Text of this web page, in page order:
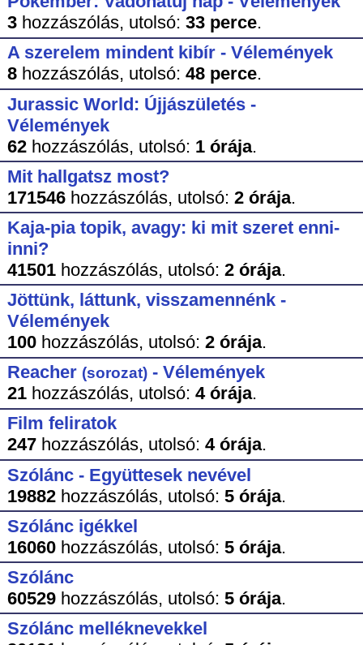
3hozzászólás, utolsó: 33 perce.
A szerelem mindent kibír - Vélemények
8hozzászólás, utolsó: 48 perce.
Jurassic World: Újjászületés -
Vélemények
62hozzászólás, utolsó: 1 órája.
Mit hallgatsz most?
171546hozzászólás, utolsó: 2 órája.
Kaja-pia topik, avagy: ki mit szeret enni-
inni?
41501hozzászólás, utolsó: 2 órája.
Jöttünk, láttunk, visszamennénk -
Vélemények
100hozzászólás, utolsó: 2 órája.
Reacher (sorozat)- Vélemények
21hozzászólás, utolsó: 4 órája.
Film feliratok
247hozzászólás, utolsó: 4 órája.
Szólánc - Együttesek nevével
19882hozzászólás, utolsó: 5 órája.
Szólánc igékkel
16060hozzászólás, utolsó: 5 órája.
Szólánc
60529hozzászólás, utolsó: 5 órája.
Szólánc melléknevekkel